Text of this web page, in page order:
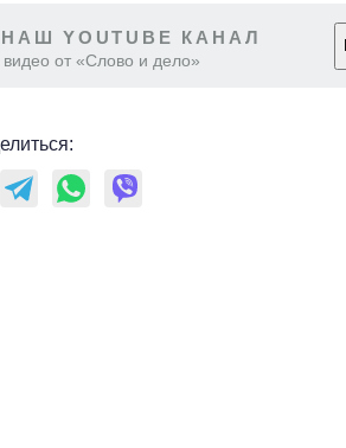
YOUTUBE КАНАЛ
от «Слово и дело»